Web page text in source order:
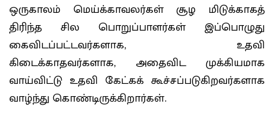
ஒருகாலம் மெய்க்காவலர்கள் சூழ மிடுக்காகத்
திரிந்த சில பொறுப்பாளர்கள் இப்பொழுது
கைவிடப்பட்டவர்களாக, உதவி
கிடைக்காதவர்களாக, அதைவிட முக்கியமாக
வாய்விட்டு உதவி கேட்கக் கூச்சப்படுகிறவர்களாக
வாழ்ந்து கொண்டிருக்கிறார்கள்.